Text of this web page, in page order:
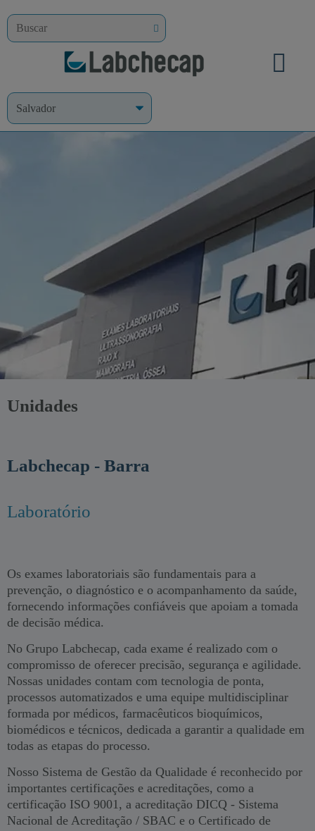
Unidades
Labchecap - Barra
Laboratório
Os exames laboratoriais são fundamentais para a
prevenção, o diagnóstico e o acompanhamento da saúde,
fornecendo informações confiáveis que apoiam a tomada
de decisão médica.
No Grupo Labchecap, cada exame é realizado com o
compromisso de oferecer precisão, segurança e agilidade.
Nossas unidades contam com tecnologia de ponta,
processos automatizados e uma equipe multidisciplinar
formada por médicos, farmacêuticos bioquímicos,
biomédicos e técnicos, dedicada a garantir a qualidade em
todas as etapas do processo.
Nosso Sistema de Gestão da Qualidade é reconhecido por
importantes certificações e acreditações, como a
certificação ISO 9001, a acreditação DICQ - Sistema
Nacional de Acreditação / SBAC e o Certificado de